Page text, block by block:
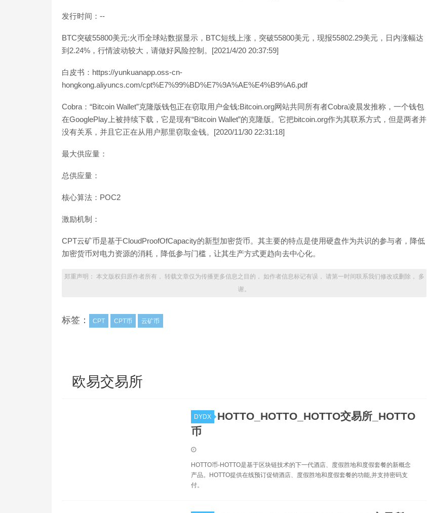
发行时间：--
BTC突破55800美元:火币全球站数据显示，BTC短线上涨，突破55800美元，现报55802.29美元，日内涨幅达
到2.24%，行情波动较大，请做好风险控制。[2021/4/20 20:37:59]
白皮书：https://yunkuanapp.oss-cn-
hongkong.aliyuncs.com/cpt%E7%99%BD%E7%9A%AE%E4%B9%A6.pdf
Cobra：“Bitcoin Wallet”克隆版钱包正在窃取用户金钱:Bitcoin.org网站共同所有者Cobra凌晨发推称，一个钱包
在GooglePlay上被持续下载，它是现有“Bitcoin Wallet”的克隆版。它把bitcoin.org作为其联系方式，但是两者并
没有关系，并且它正在从用户那里窃取金钱。[2020/11/30 22:31:18]
最大供应量：
总供应量：
核心算法：POC2
激励机制：
CPT云矿币是基于CloudProofOfCapacity的新型加密货币。其主要的特点是使用硬盘作为共识的参与者，降低
加密货币对电力资源的消耗，降低参与门槛，让其生产方式更趋向去中心化。
郑重声明： 本文版权归原作者所有， 转载文章仅为传播更多信息之目的， 如作者信息标记有误， 请第一时间联系我们修改或删除， 多
谢。
标签： CPT CPT币 云矿币
欧易交易所
DYDX
HOTTO_HOTTO_HOTTO交易所_HOTTO
币
HOTTO币-HOTTO是基于区块链技术的下一代酒店、度假胜地和度假套餐的新概念
产品。HOTTO提供在线预订促销酒店、度假胜地和度假套餐的功能,并支持密码支
付。